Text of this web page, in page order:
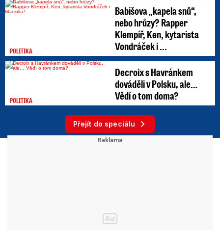
POLITIKA
Babišova „kapela snů“,
nebo hrůzy? Rapper
Klempíř, Ken, kytarista
Vondráček i ...
POLITIKA
Decroix s Havránkem
dováděli v Polsku, ale…
Vědí o tom doma?
Přejít do speciálu